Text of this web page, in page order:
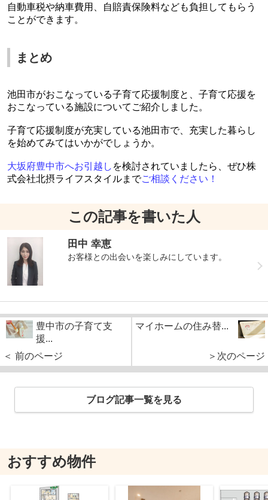
自動車税や納車費用、自賠責保険料なども負担してもらう
ことができます。
まとめ
池田市がおこなっている子育て応援制度と、子育て応援を
おこなっている施設についてご紹介しました。
子育て応援制度が充実している池田市で、充実した暮らし
を始めてみてはいかがでしょうか。
大坂府豊中市へお引越し を検討されていましたら、ぜひ株
式会社北摂ライフスタイルまでご相談ください！
この記事を書いた人
田中 幸恵
お客様との出会いを楽しみにしています。
豊中市の子育て支
援...
＜ 前のページ
マイホームの住み替...
＞次のページ
ブログ記事一覧を見る
おすすめ物件